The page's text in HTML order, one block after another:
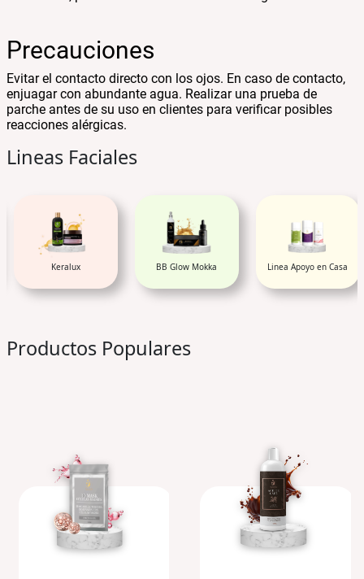
Precauciones
Evitar el contacto directo con los ojos. En caso de contacto,
enjuagar con abundante agua. Realizar una prueba de
parche antes de su uso en clientes para verificar posibles
reacciones alérgicas.
Lineas Faciales
BB Glow Mokka Linea Apoyo en Casa
Tratamientos White y
Productos Populares